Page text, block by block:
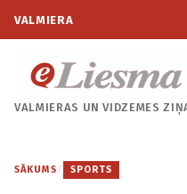
VALMIERA
VALMIERAS UNVIDZEMES
SĀKUMS / SPORTS